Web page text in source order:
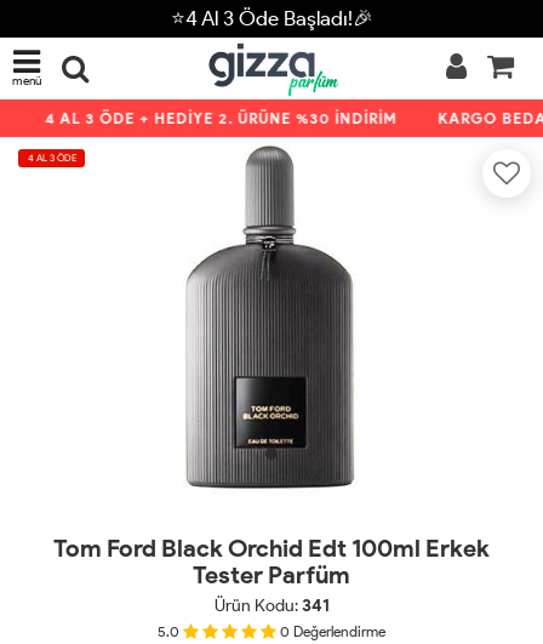
⭐4 Al 3 Öde Başladı!🎉
menü
4 AL 3 ÖDE + HEDİYE 2. ÜRÜNE %30 İNDİRİM KARGO
4 AL 3 ÖDE
Tom Ford Black Orchid Edt 100ml Erkek
Tester Parfüm
Ürün Kodu:341
5.0 0 Değerlendirme